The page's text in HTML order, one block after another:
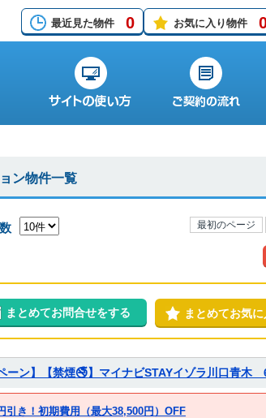
最近見た物件 0 お気に入り物件
ン物件一覧
最初のページ
まとめてお問合せをする まとめてお気
ーン】【禁煙🚭】マイナビSTAYイゾラ川口青木
引き！初期費用（最大38,500円）OFF